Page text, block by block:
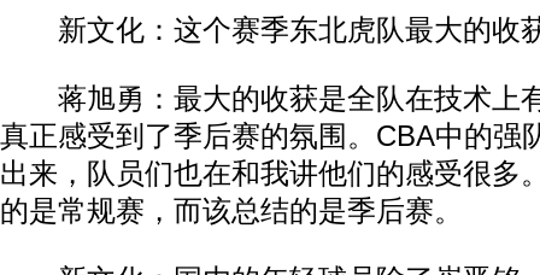
新文化：这个赛季东北虎队最大的收
蒋旭勇：最大的收获是全队在技术上
真正感受到了季后赛的氛围。CBA中的强
出来，队员们也在和我讲他们的感受很多
的是常规赛，而该总结的是季后赛。